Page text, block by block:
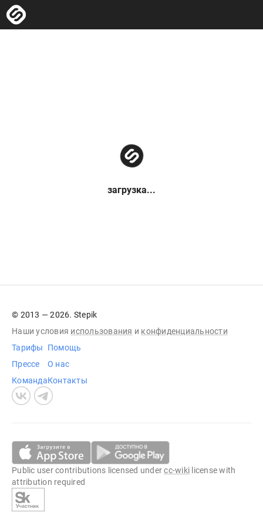
загрузка...
© 2013 — 2026. Stepik
Наши условия использования и конфиденциальности
Тарифы
Прессе
Команда
Помощь
О нас
Контакты
Public user contributions licensed undercc-wiki license with
attribution required